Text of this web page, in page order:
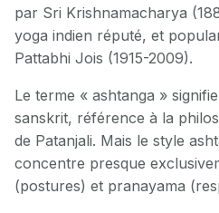
par Sri Krishnamacharya
yoga indien réputé, et
Pattabhi Jois (1915-2009).
Le terme « ashtanga »
sanskrit, référence à la
de Patanjali. Mais le style
concentre presque
(postures) et pranayama